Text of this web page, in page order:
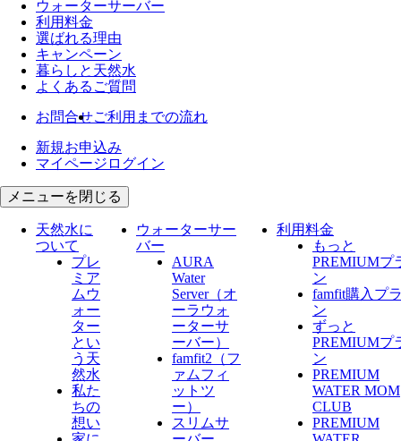
ウォーターサーバー
利用料金
選ばれる理由
キャンペーン
暮らしと天然水
よくあるご質問
お問合せご利用までの流れ
新規お申込み
マイページログイン
メニューを閉じる
天然水に
ついて
プレ
ミア
ムウ
ォー
ター
とい
う天
然水
私た
ちの
想い
ウォーターサー
バー
AURA
Water
Server​（オ
ーラウォ
ーターサ
ーバー）
famfit2（フ
ァムフィ
ットツ
ー）
スリムサ
利用料金
もっと
PREMIUMプ
ン
famfit購入プ
ン
ずっと
PREMIUMプ
ン
PREMIUM
WATER MOM
CLUB
PREMIUM